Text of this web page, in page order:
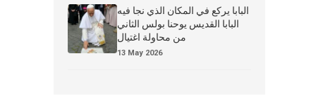
البابا يركع في المكان الذي نجا فيه
البابا القديس يوحنا بولس الثاني
من محاولة اغتيال
13 May 2026